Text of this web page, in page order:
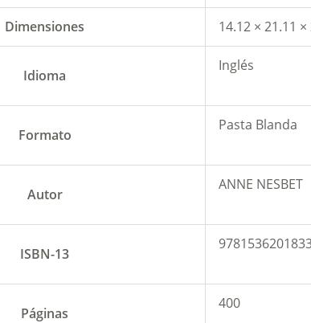
Dimensiones 14.12 × 21.11
Idioma
Inglés
Formato
Pasta Blanda
Autor
ANNE NESBET
ISBN-13
Páginas
400